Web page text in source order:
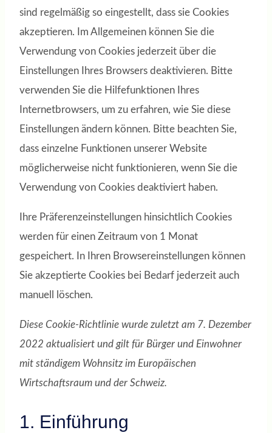
sind regelmäßig so eingestellt, dass sie Cookies
akzeptieren. Im Allgemeinen können Sie die
Verwendung von Cookies jederzeit über die
Einstellungen Ihres Browsers deaktivieren. Bitte
verwenden Sie die Hilfefunktionen Ihres
Internetbrowsers, um zu erfahren, wie Sie diese
Einstellungen ändern können. Bitte beachten Sie,
dass einzelne Funktionen unserer Website
möglicherweise nicht funktionieren, wenn Sie die
Verwendung von Cookies deaktiviert haben.
Ihre Präferenzeinstellungen hinsichtlich Cookies
werden für einen Zeitraum von 1 Monat
gespeichert. In Ihren Browsereinstellungen können
Sie akzeptierte Cookies bei Bedarf jederzeit auch
manuell löschen.
Diese Cookie-Richtlinie wurde zuletzt am 7. Dezember
2022 aktualisiert und gilt für Bürger und Einwohner
mit ständigem Wohnsitz im Europäischen
Wirtschaftsraum und der Schweiz.
1. Einführung